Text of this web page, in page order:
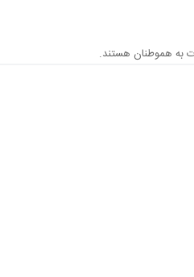
به هموطنان هستند.